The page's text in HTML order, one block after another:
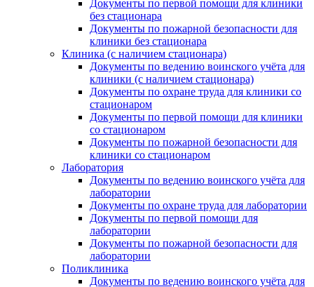
Документы по первой помощи для клиники
без стационара
Документы по пожарной безопасности для
клиники без стационара
Клиника (с наличием стационара)
Документы по ведению воинского учёта для
клиники (с наличием стационара)
Документы по охране труда для клиники со
стационаром
Документы по первой помощи для клиники
со стационаром
Документы по пожарной безопасности для
клиники со стационаром
Лаборатория
Документы по ведению воинского учёта для
лаборатории
Документы по охране труда для лаборатории
Документы по первой помощи для
лаборатории
Документы по пожарной безопасности для
лаборатории
Поликлиника
Документы по ведению воинского учёта для